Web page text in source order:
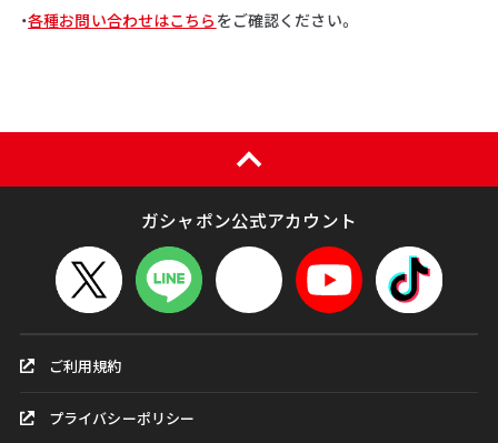
・各種お問い合わせはこちら をご確認ください。
ガシャポン公式アカウント
ご利用規約
プライバシーポリシー